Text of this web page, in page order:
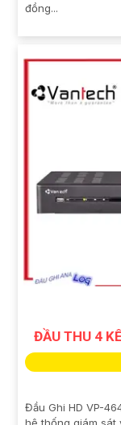
đồng...
ĐẦU THU 4
Đầu Ghi HD VP-